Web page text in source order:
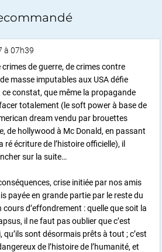
à 07h39
crimes de guerre, de crimes contre
masse imputables aux USA défie
ce constat, que même la propagande
totalement (le soft power à base de
dream vendu par brouettes
de hollywood à Mc Donald, en passant
ré écriture de l’histoire officielle), il
sur la suite…
crise initiée par nos amis
payée en grande partie par le reste du
d’effondrement : quelle que soit la
il ne faut pas oublier que c’est
sont désormais prêts à tout ; c’est
de l’histoire de l’humanité, et